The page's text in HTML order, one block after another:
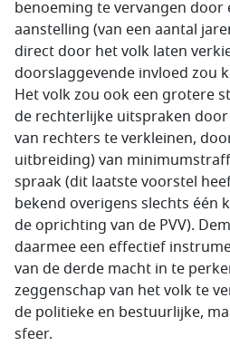
benoeming te vervangen door
aanstelling (van een aantal
direct door het volk laten
doorslaggevende invloed zou
Het volk zou ook een grotere
de rechterlijke uitspraken
van rechters te verkleinen,
uitbreiding) van
spraak (dit laatste voorstel
bekend overigens slechts één
de oprichting van de PVV).
daarmee een effectief
van de derde macht in te
zeggenschap van het volk te
de politieke en bestuurlijke,
sfeer.